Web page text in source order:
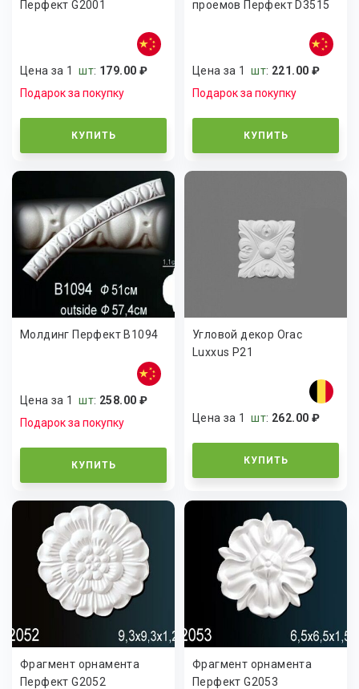
Перфект G2001
Цена за 1шт: 179.00 ₽
Подарок за покупку
КУПИТЬ
проeмов Перфект D3515
Цена за 1шт: 221.00 ₽
Подарок за покупку
КУПИТЬ
Молдинг Перфект B1094
Цена за 1шт: 258.00 ₽
Подарок за покупку
КУПИТЬ
Угловой декор Orac
Luxxus P21
Цена за 1шт: 262.00 ₽
КУПИТЬ
Фрагмент орнамента
Перфект G2052
Фрагмент орнамента
Перфект G2053